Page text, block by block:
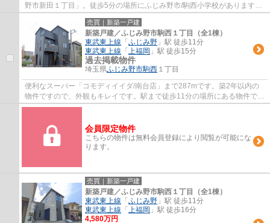
野市新田１丁目」。徒歩5分の場所にふじみ野市/駒西小学校があります。
大人な空間にふさわしい出窓がついていま...
売買｜新築一戸建
新築戸建／ふじみ野市駒西１丁目（全1棟）
東武東上線 「 ふじみ野 」駅 徒歩11分
東武東上線 「 上福岡 」駅 徒歩15分
過去掲載物件
埼玉県ふじみ野市駒西 １丁目
便利なスーパー「コモディイイダ/南台店」まで287mです。築2年以内の
物件ですので、外観もキレイです。駅まで徒歩11分の場所にある物件で
す。室内環境まで左右する基礎は、強靭なベタ...
会員限定物件
こちらの物件は無料会員登録により閲覧が可能にな
ります。
売買｜新築一戸建
新築戸建／ふじみ野市駒西１丁目（全1棟）
東武東上線 「 ふじみ野 」駅 徒歩11分
東武東上線 「 上福岡 」駅 徒歩16分
4,580万円